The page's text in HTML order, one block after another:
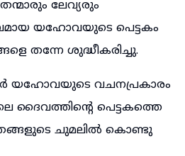
ലേവ്യരും
യഹോവയുടെ പെട്ടകം
തന്നേ ശുദ്ധീകരിച്ചു.
യഹോവയുടെ വചനപ്രകാരം
ദൈവത്തിന്റെ പെട്ടകത്തെ
ചുമലിൽ കൊണ്ടു